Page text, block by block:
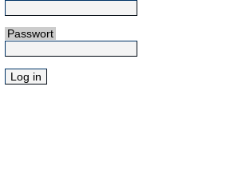
Passwort